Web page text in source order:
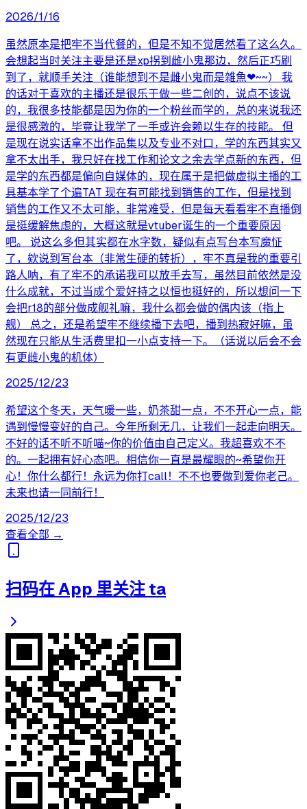
2026/1/16
虽然原本是把牢不当代餐的，但是不知不觉居然看了这么久。
会想起当时关注主要是还是xp拐到雌小鬼那边，然后正巧刷
到了，就顺手关注（谁能想到不是雌小鬼而是雑魚❤~~） 我
的话对于喜欢的主播还是很乐于做一些二创的，说点不该说
的，我很多技能都是因为你的一个粉丝而学的，总的来说我还
是很感激的，毕竟让我学了一手或许会赖以生存的技能。 但
是现在说实话拿不出作品集以及专业不对口，学的东西其实又
拿不太出手，我只好在找工作和论文之余去学点新的东西，但
是学的东西都是偏向自媒体的，现在属于是把做虚拟主播的工
具基本学了个遍TAT 现在有可能找到销售的工作，但是找到
销售的工作又不太可能，非常难受，但是每天看看牢不直播倒
是挺缓解焦虑的，大概这就是vtuber诞生的一个重要原因
吧。 说这么多但其实都在水字数，疑似有点写台本写魔怔
了，欸说到写台本（非常生硬的转折），牢不真是我的重要引
路人呐，有了牢不的承诺我可以放手去写，虽然目前依然是没
什么成就，不过当成个爱好持之以恒也挺好的，所以想问一下
会把r18的部分做成舰礼嘛，我什么都会做的偶内该（指上
舰） 总之，还是希望牢不继续播下去吧，播到热寂好嘛，虽
然现在只能从生活费里扣一小点支持一下。（话说以后会不会
有更雌小鬼的机体）
2025/12/23
希望这个冬天，天气暖一些，奶茶甜一点，不不开心一点，能
遇到慢慢变好的自己。今年所剩无几，让我们一起走向明天。
不好的话不听不听喵~你的价值由自己定义。我超喜欢不不
的。一起拥有好心态吧。相信你一直是最耀眼的~希望你开
心！你什么都行！永远为你打call！不不也要做到爱你老己。
未来也请一同前行！
2025/12/23
查看全部 →
扫码在 App 里关注 ta